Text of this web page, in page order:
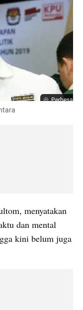
Perbesar
menyatakan
dan mental
kini belum juga